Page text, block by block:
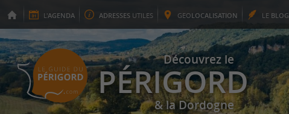
L'AGENDA ADRESSES UTILES GEOLOCALISATION LE BLOG
Découvrez le
PÉRIGORD
& la Dordogne